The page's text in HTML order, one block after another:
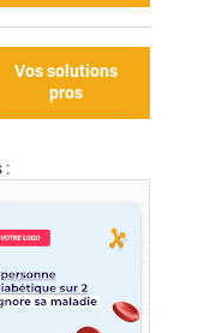
Vos solutions
pros
: